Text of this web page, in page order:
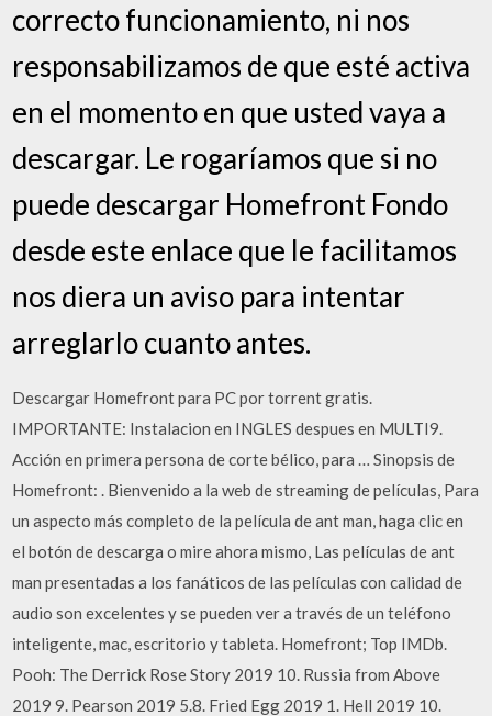
correcto funcionamiento, ni nos
responsabilizamos de que esté activa
en el momento en que usted vaya a
descargar. Le rogaríamos que si no
puede descargar Homefront Fondo
desde este enlace que le facilitamos
nos diera un aviso para intentar
arreglarlo cuanto antes.
Descargar Homefront para PC por torrent gratis.
IMPORTANTE: Instalacion en INGLES despues en MULTI9.
Acción en primera persona de corte bélico, para … Sinopsis de
Homefront: . Bienvenido a la web de streaming de películas, Para
un aspecto más completo de la película de ant man, haga clic en
el botón de descarga o mire ahora mismo, Las películas de ant
man presentadas a los fanáticos de las películas con calidad de
audio son excelentes y se pueden ver a través de un teléfono
inteligente, mac, escritorio y tableta. Homefront; Top IMDb.
Pooh: The Derrick Rose Story 2019 10. Russia from Above
2019 9. Pearson 2019 5.8. Fried Egg 2019 1. Hell 2019 10.